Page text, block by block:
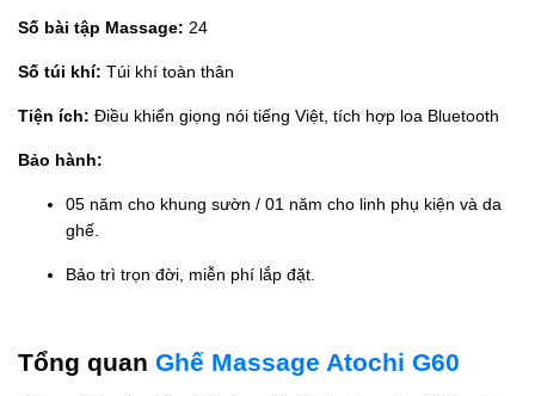
Số bài tập Massage: 24
Số túi khí: Túi khí toàn thân
Tiện ích: Điều khiển giọng nói tiếng Việt, tích hợp loa Bluetooth
Bảo hành:
05 năm cho khung sườn / 01 năm cho linh phụ kiện và da
ghế.
Bảo trì trọn đời, miễn phí lắp đặt.
Tổng quan Ghế Massage Atochi G60